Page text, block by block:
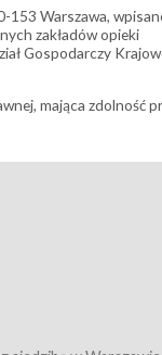
153 Warszawa,
zakładów opieki
Gospodarczy
mająca zdolność
w Wydarzeniu,
w Wydarzeniu,
seansach